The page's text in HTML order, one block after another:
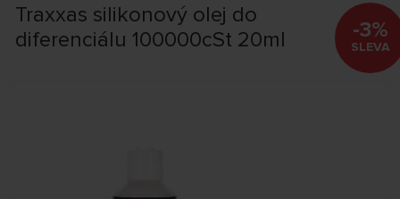
Traxxas silikonový olej do
diferenciálu 100000cSt 20ml
-3%
SLEVA